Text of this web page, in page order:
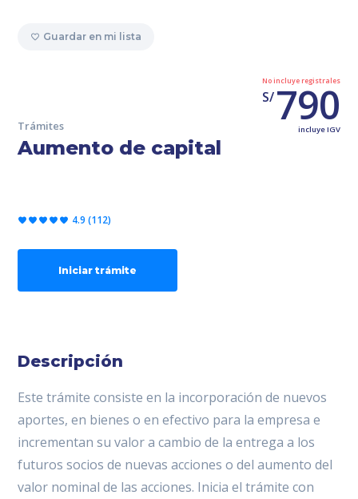
Guardar en mi lista
Trámites
Aumento de capital
4.9 (112)
No incluye registrales
S/ 790
incluye IGV
Iniciar trámite
Descripción
Este trámite consiste en la incorporación de nuevos
aportes, en bienes o en efectivo para la empresa e
incrementan su valor a cambio de la entrega a los
futuros socios de nuevas acciones o del aumento del
valor nominal de las acciones. Inicia el trámite con